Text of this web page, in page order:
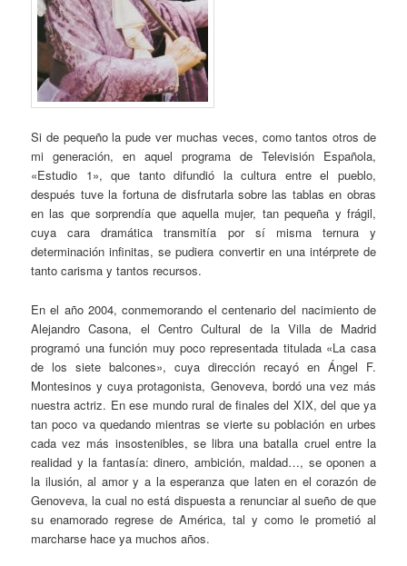
Si de pequeño la pude ver muchas veces, como tantos otros de
mi generación, en aquel programa de Televisión Española,
«Estudio 1», que tanto difundió la cultura entre el pueblo,
después tuve la fortuna de disfrutarla sobre las tablas en obras
en las que sorprendía que aquella mujer, tan pequeña y frágil,
cuya cara dramática transmitía por sí misma ternura y
determinación infinitas, se pudiera convertir en una intérprete de
tanto carisma y tantos recursos.
En el año 2004, conmemorando el centenario del nacimiento de
Alejandro Casona, el Centro Cultural de la Villa de Madrid
programó una función muy poco representada titulada «La casa
de los siete balcones», cuya dirección recayó en Ángel F.
Montesinos y cuya protagonista, Genoveva, bordó una vez más
nuestra actriz. En ese mundo rural de finales del XIX, del que ya
tan poco va quedando mientras se vierte su población en urbes
cada vez más insostenibles, se libra una batalla cruel entre la
realidad y la fantasía: dinero, ambición, maldad…, se oponen a
la ilusión, al amor y a la esperanza que laten en el corazón de
Genoveva, la cual no está dispuesta a renunciar al sueño de que
su enamorado regrese de América, tal y como le prometió al
marcharse hace ya muchos años.